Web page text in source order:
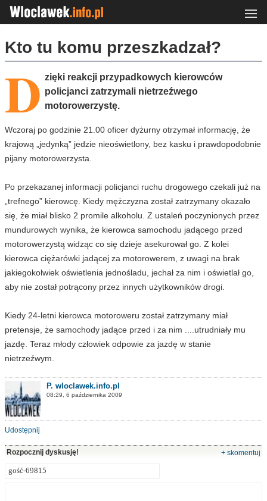
Kto tu komu przeszkadzał?
D zięki reakcji przypadkowych kierowców
policjanci zatrzymali nietrzeźwego
motorowerzystę.
Wczoraj po godzinie 21.00 oficer dyżurny otrzymał informację, że
krajową „jedynką” jedzie nieoświetlony, bez kasku i prawdopodobnie
pijany motorowerzysta.
Po przekazanej informacji policjanci ruchu drogowego czekali już na
„trefnego” kierowcę. Kiedy mężczyzna został zatrzymany okazało
się, że miał blisko 2 promile alkoholu. Z ustaleń poczynionych przez
mundurowych wynika, że kierowca samochodu jadącego przed
motorowerzystą widząc co się dzieje asekurował go. Z kolei
kierowca ciężarówki jadącej za motorowerem, z uwagi na brak
jakiegokolwiek oświetlenia jednośladu, jechał za nim i oświetlał go,
aby nie został potrącony przez innych użytkowników drogi.
Kiedy 24-letni kierowca motoroweru został zatrzymany miał
pretensje, że samochody jadące przed i za nim ....utrudniały mu
jazdę. Teraz młody człowiek odpowie za jazdę w stanie
nietrzeźwym.
P. wloclawek.info.pl
08:29, 6 października 2009
Udostępnij
Rozpocznij dyskusję! + skomentuj